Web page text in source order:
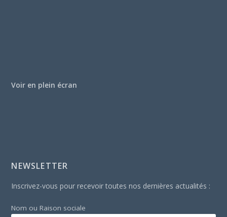
Voir en plein écran
NEWSLETTER
Inscrivez-vous pour recevoir toutes nos dernières actualités :
Nom ou Raison sociale